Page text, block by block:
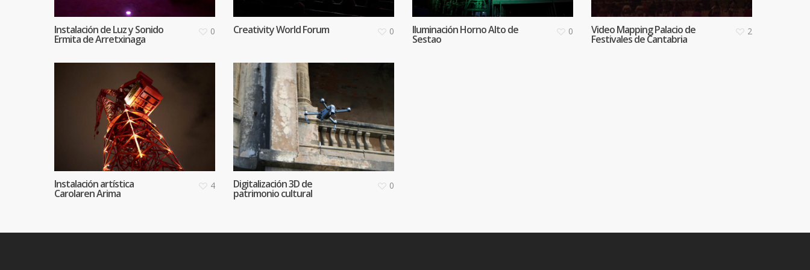
Instalación de Luz y Sonido
Ermita de Arretxinaga
0 Creativity World Forum 0 Iluminación Horno Alto de
Sestao
0 Video Mapping Palacio de
Festivales de Cantabria
2
Instalación artística
Carolaren Arima
4 Digitalización 3D de
patrimonio cultural
0